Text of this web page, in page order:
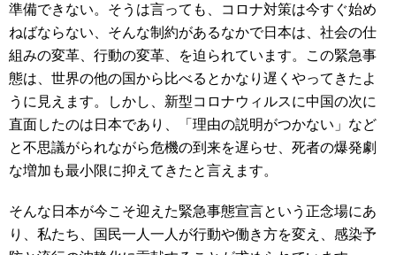
準備できない。そうは言っても、コロナ対策は今すぐ始め
ねばならない、そんな制約があるなかで日本は、社会の仕
組みの変革、行動の変革、を迫られています。この緊急事
態は、世界の他の国から比べるとかなり遅くやってきたよ
うに見えます。しかし、新型コロナウィルスに中国の次に
直面したのは日本であり、「理由の説明がつかない」など
と不思議がられながら危機の到来を遅らせ、死者の爆発劇
な増加も最小限に抑えてきたと言えます。
そんな日本が今こそ迎えた緊急事態宣言という正念場にあ
り、私たち、国民一人一人が行動や働き方を変え、感染予